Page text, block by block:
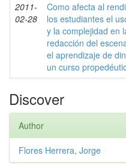
2011-
02-28
Como afecta al
los estudiantes el
y la complejidad en
redacción del
el aprendizaje de
un curso
Discover
Author
Flores Herrera, Jorge